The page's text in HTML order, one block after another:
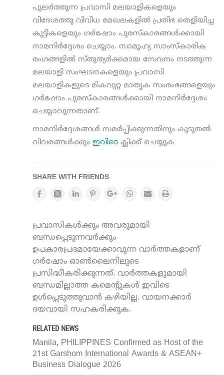
പുലർത്തുന്ന പ്രവാസി മലയാളികളെയും
വിദേശത്തു വിവിധ മേഖലകളിൽ പ്രതിഭ തെളിയിച്ച
കുട്ടികളെയും ഗർഷോം പുരസ്കാരങ്ങൾക്കായി
നാമനിർദ്ദേശം ചെയ്യാം. സാമൂഹ്യ സാംസ്‌കാരിക
രംഗങ്ങളിൽ സ്തുത്യർക്കമായ സേവനം നടത്തുന്ന
മലയാളി സംഘടനകളെയും പ്രവാസി
മലയാളികളുടെ മികവുറ്റ മാതൃക സംരംഭങ്ങളെയും
ഗർഷോം പുരസ്കാരങ്ങൾക്കായി നാമനിർദ്ദേശം
ചെയ്യാവുന്നതാണ്.
നാമനിർദ്ദേശങ്ങൾ സമർപ്പിക്കുന്നതിനും കൂടുതൽ
വിവരങ്ങൾക്കും ഇവിടെ ക്ലിക്ക് ചെയ്യുക
SHARE WITH FRIENDS
പ്രവാസികൾക്കും അവരുമായി
ബന്ധപ്പെടുന്നവർക്കും
ഉപകാരപ്രദമായേക്കാവുന്ന വാർത്തകളാണ്
ഗർഷോം ഓൺലൈനിലൂടെ
പ്രസിദ്ധീകരിക്കുന്നത്. വാർത്തകളുമായി
ബന്ധമില്ലാത്ത കമെന്റുകൾ ഇവിടെ
ഉൾപ്പെടുത്തുവാൻ കഴിയില്ല. വായനക്കാർ
ദയവായി സഹകരിക്കുക.
RELATED NEWS
Manila, PHILIPPINES Confirmed as Host of the
21st Garshom International Awards & ASEAN+
Business Dialogue 2026